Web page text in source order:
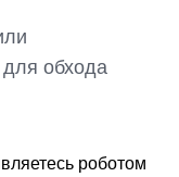
обхода
роботом